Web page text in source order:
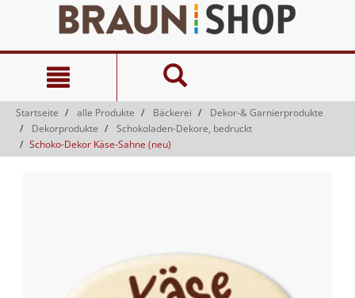
springen
Navigationsmenü
springen
Startseite alle Produkte Bäckerei
Dekor-& Garnierprodukte
Dekorprodukte
Schokoladen-Dekore, bedruckt
Schoko-Dekor Käse-Sahne (neu)